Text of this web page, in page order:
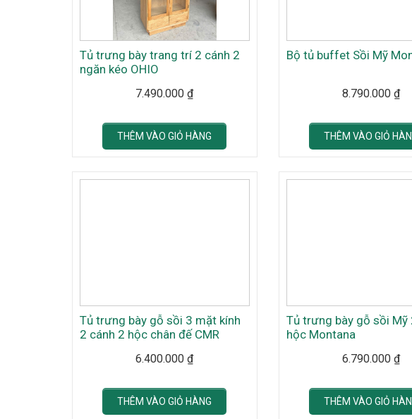
Tủ trưng bày trang trí 2 cánh 2
ngăn kéo OHIO
7.490.000₫
THÊM VÀO GIỎ HÀNG
Bộ tủ buffet Sồi Mỹ
8.790.000 ₫
THÊM VÀO GIỎ
Tủ trưng bày gỗ sồi 3 mặt kính
2 cánh 2 hộc chân đế CMR
6.400.000₫
THÊM VÀO GIỎ HÀNG
Tủ trưng bày gỗ sồi Mỹ
hộc Montana
6.790.000 ₫
THÊM VÀO GIỎ